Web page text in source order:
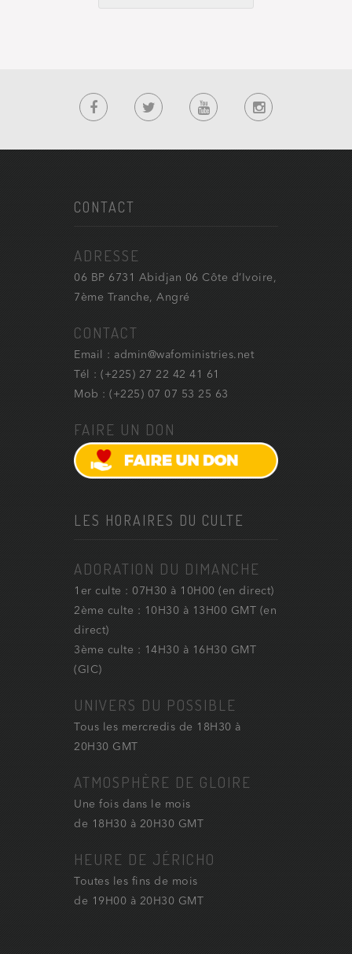
CONTACT
ADRESSE
06 BP 6731 Abidjan 06 Côte d’Ivoire,
7ème Tranche, Angré
CONTACT
Email : admin@wafoministries.net
Tél : (+225) 27 22 42 41 61
Mob : (+225) 07 07 53 25 63
FAIRE UN DON
LES HORAIRES DU CULTE
ADORATION DU DIMANCHE
1er culte : 07H30 à 10H00 (en direct)
2ème culte : 10H30 à 13H00 GMT (en
direct)
3ème culte : 14H30 à 16H30 GMT
(GIC)
UNIVERS DU POSSIBLE
Tous les mercredis de 18H30 à
20H30 GMT
ATMOSPHÈRE DE GLOIRE
Une fois dans le mois
de 18H30 à 20H30 GMT
HEURE DE JÉRICHO
Toutes les fins de mois
de 19H00 à 20H30 GMT